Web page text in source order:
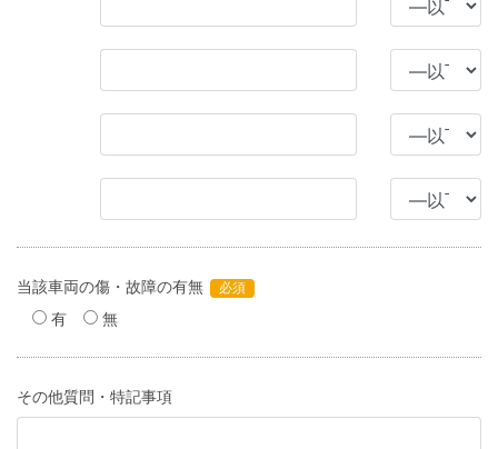
当該車両の傷・故障の有無 必須
有 無
その他質問・特記事項